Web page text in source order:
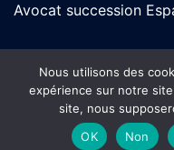
Avocat succession
Avocat en Espagne
Nous utilisons des
expérience sur notre
site, nous
OK
Non